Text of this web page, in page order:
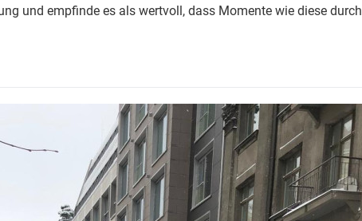
und empfinde es als wertvoll, dass Momente wie diese durch